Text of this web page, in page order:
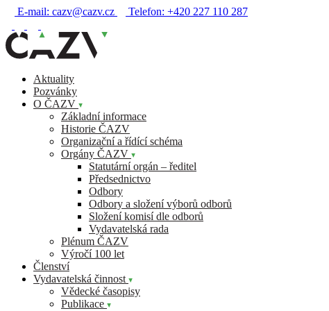
E-mail: cazv@cazv.cz Telefon: +420 227 110 287
Aktuality
Pozvánky
O ČAZV
Základní informace
Historie ČAZV
Organizační a řídící schéma
Orgány ČAZV
Statutární orgán – ředitel
Předsednictvo
Odbory
Odbory a složení výborů odborů
Složení komisí dle odborů
Vydavatelská rada
Plénum ČAZV
Výročí 100 let
Členství
Vydavatelská činnost
Vědecké časopisy
Publikace